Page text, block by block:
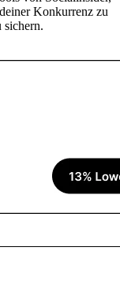
Konkurrenz zu
sichern.